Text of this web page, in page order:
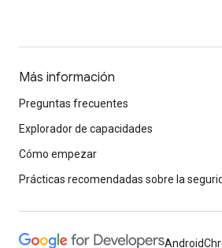
Más información
Preguntas frecuentes
Explorador de capacidades
Cómo empezar
Prácticas recomendadas sobre la
Android